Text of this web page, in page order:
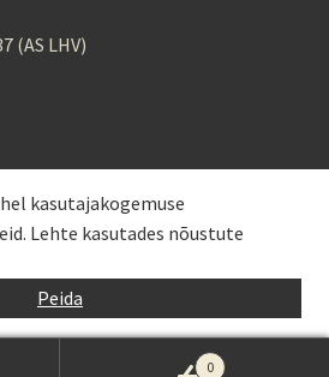
kasutajakogemuse
Lehte kasutades nõustute
Peida
(AS LHV)
WooCommerce.
0